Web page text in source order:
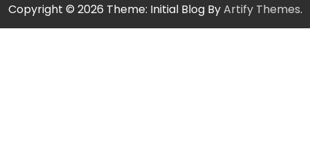
Copyright © 2026 Theme: Initial Blog ByArtify Themes.